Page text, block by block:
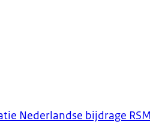
Nederlandse bijdrage